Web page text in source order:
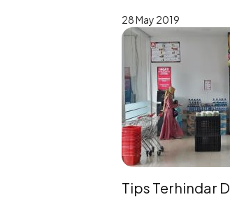
28 May 2019
Tips Terhindar